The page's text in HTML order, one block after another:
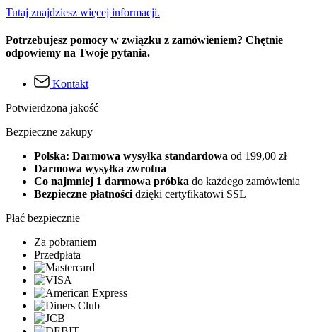
Tutaj znajdziesz więcej informacji.
Potrzebujesz pomocy w związku z zamówieniem? Chętnie
odpowiemy na Twoje pytania.
Kontakt
Potwierdzona jakość
Bezpieczne zakupy
Polska: Darmowa wysyłka standardowa od 199,00 zł
Darmowa wysyłka zwrotna
Co najmniej 1 darmowa próbka do każdego zamówienia
Bezpieczne płatności dzięki certyfikatowi SSL
Płać bezpiecznie
Za pobraniem
Przedpłata